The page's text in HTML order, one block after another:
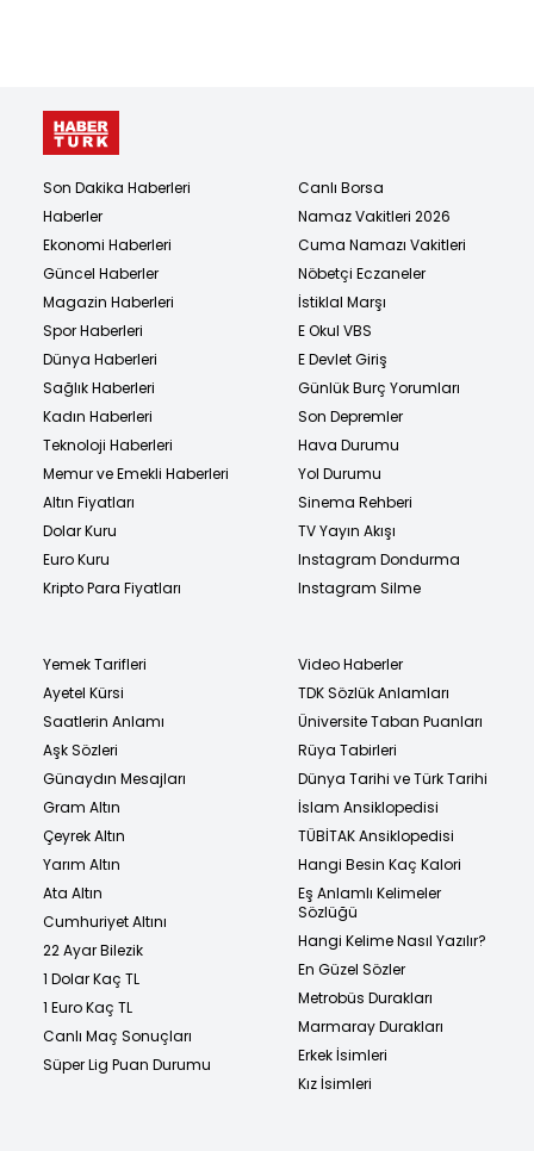
Son Dakika Haberleri
Haberler
Ekonomi Haberleri
Güncel Haberler
Magazin Haberleri
Spor Haberleri
Dünya Haberleri
Sağlık Haberleri
Kadın Haberleri
Teknoloji Haberleri
Memur ve Emekli Haberleri
Altın Fiyatları
Dolar Kuru
Euro Kuru
Kripto Para Fiyatları
Canlı Borsa
Namaz Vakitleri 2026
Cuma Namazı Vakitleri
Nöbetçi Eczaneler
İstiklal Marşı
E Okul VBS
E Devlet Giriş
Günlük Burç Yorumları
Son Depremler
Hava Durumu
Yol Durumu
Sinema Rehberi
TV Yayın Akışı
Instagram Dondurma
Instagram Silme
Yemek Tarifleri
Ayetel Kürsi
Saatlerin Anlamı
Aşk Sözleri
Günaydın Mesajları
Gram Altın
Çeyrek Altın
Yarım Altın
Ata Altın
Cumhuriyet Altını
22 Ayar Bilezik
1 Dolar Kaç TL
1 Euro Kaç TL
Canlı Maç Sonuçları
Süper Lig Puan Durumu
Video Haberler
TDK Sözlük Anlamları
Üniversite Taban Puanları
Rüya Tabirleri
Dünya Tarihi ve Türk Tarihi
İslam Ansiklopedisi
TÜBİTAK Ansiklopedisi
Hangi Besin Kaç Kalori
Eş Anlamlı Kelimeler
Sözlüğü
Hangi Kelime Nasıl Yazılır?
En Güzel Sözler
Metrobüs Durakları
Marmaray Durakları
Erkek İsimleri
Kız İsimleri